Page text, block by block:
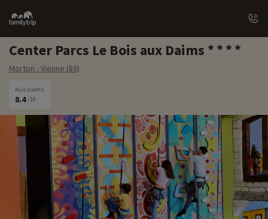
Family
trip
Center Parcs Le Bois aux Daims
Morton - Vienne (86)
Avis clients
8.4 /10